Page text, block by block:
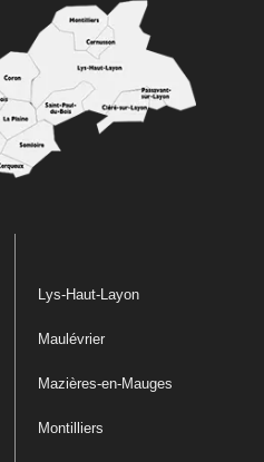
Lys-Haut-Layon
Maulévrier
Mazières-en-Mauges
Montilliers